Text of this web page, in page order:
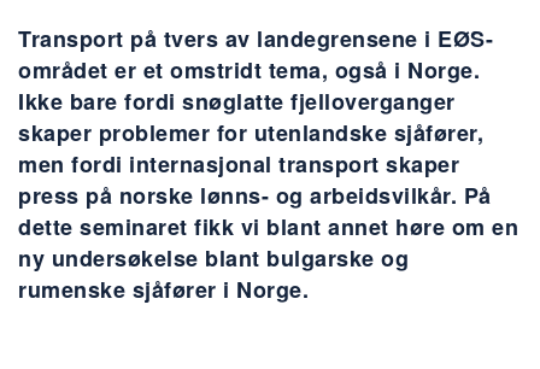
Transport på tvers av landegrensene i EØS-
området er et omstridt tema, også i Norge.
Ikke bare fordi snøglatte fjelloverganger
skaper problemer for utenlandske sjåfører,
men fordi internasjonal transport skaper
press på norske lønns- og arbeidsvilkår. På
dette seminaret fikk vi blant annet høre om en
ny undersøkelse blant bulgarske og
rumenske sjåfører i Norge.